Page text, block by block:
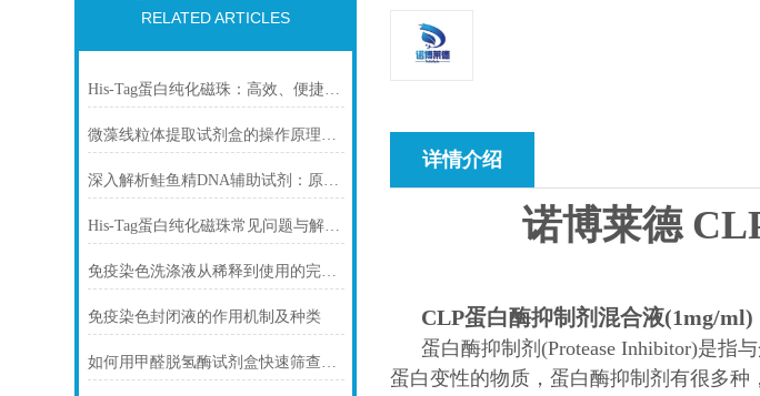
RELATED ARTICLES
His-Tag蛋白纯化磁珠：高效、便捷的蛋白纯化解决方案
微藻线粒体提取试剂盒的操作原理与实验优化指南
深入解析鲑鱼精DNA辅助试剂：原理、特性与规范操作
His-Tag蛋白纯化磁珠常见问题与解决方案
免疫染色洗涤液从稀释到使用的完整流程
免疫染色封闭液的作用机制及种类
如何用甲醛脱氢酶试剂盒快速筛查食品中甲醛残留？
详情介绍
诺博莱德
CLP蛋白酶抑制剂混合液(1mg/
蛋白酶抑制剂(Protease Inhibitor)是指
蛋白变性的物质，蛋白酶抑制剂有很多种